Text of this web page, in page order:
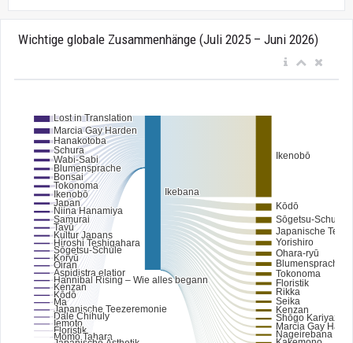
Wichtige globale Zusammenhänge (Juli 2025 – Juni 2026)